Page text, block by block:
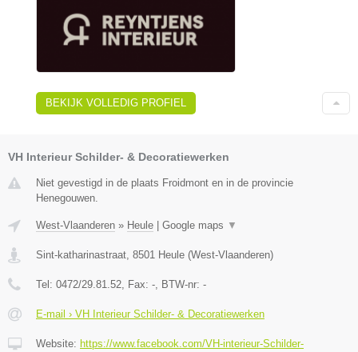
BEKIJK VOLLEDIG PROFIEL
VH Interieur Schilder- & Decoratiewerken
Niet gevestigd in de plaats Froidmont en in de provincie
Henegouwen.
West-Vlaanderen » Heule Google maps ▼
Sint-katharinastraat, 8501 Heule (West-Vlaanderen)
Tel: 0472/29.81.52, Fax: -, BTW-nr: -
E-mail › VH Interieur Schilder- & Decoratiewerken
Website: https://www.facebook.com/VH-interieur-Schilder-